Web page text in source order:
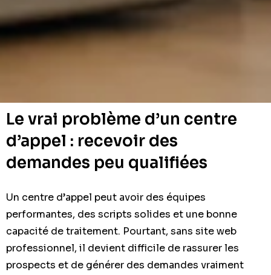
Le vrai problème d’un centre
d’appel : recevoir des
demandes peu qualifiées
Un centre d’appel peut avoir des équipes
performantes, des scripts solides et une bonne
capacité de traitement. Pourtant, sans site web
professionnel, il devient difficile de rassurer les
prospects et de générer des demandes vraiment